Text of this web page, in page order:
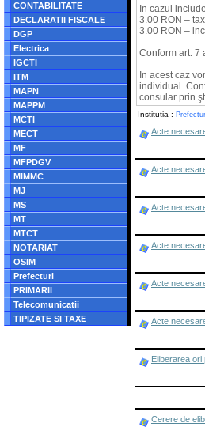
CONTABILITATE
DECLARATII FISCALE
DGP
Electrica
IGCTI
ITM
MAPN
MAPPM
MCTI
MECT
MF
MFPDGV
MIMMC
MJ
MS
MT
MTCT
NOTARIAT
OSIM
Prefecturi
PRIMARII
Telecomunicatii
TIPIZATE SI TAXE
In cazul
3.00 RON –
3.00 RON –
Conform art. 7
In acest caz
individual.
consular prin
Institutia :
Acte
Acte
Acte
Acte
Acte
Acte
Eliberarea
Cerere de